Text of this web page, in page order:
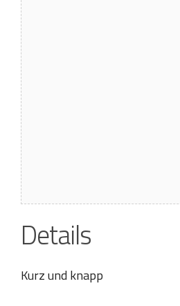
Details
Kurz und knapp